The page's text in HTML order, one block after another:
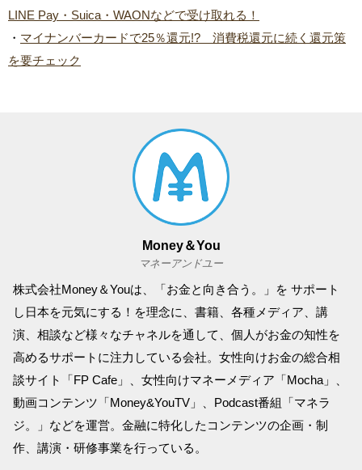
LINE Pay・Suica・WAONなどで受け取れる！
・ マイナンバーカードで25％還元!? 消費税還元に続く還元策
を要チェック
Money＆You
マネーアンドユー
株式会社Money＆Youは、「お金と向き合う。」を サポート
し日本を元気にする！を理念に、書籍、各種メディア、講
演、相談など様々なチャネルを通して、個人がお金の知性を
高めるサポートに注力している会社。女性向けお金の総合相
談サイト「FP Cafe」、女性向けマネーメディア「Mocha」、
動画コンテンツ「Money&YouTV」、Podcast番組「マネラ
ジ。」などを運営。金融に特化したコンテンツの企画・制
作、講演・研修事業を行っている。